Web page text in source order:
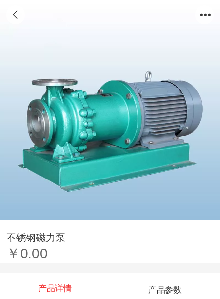
不锈钢磁力泵
￥0.00
产品详情 产品参数